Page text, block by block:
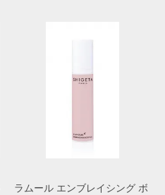
ラムール エンブレイシング ボ